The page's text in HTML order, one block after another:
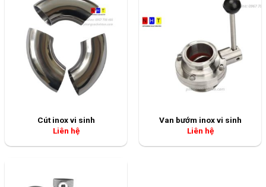
Cút inox vi sinh
Liên hệ
Van bướm inox vi sinh
Liên hệ